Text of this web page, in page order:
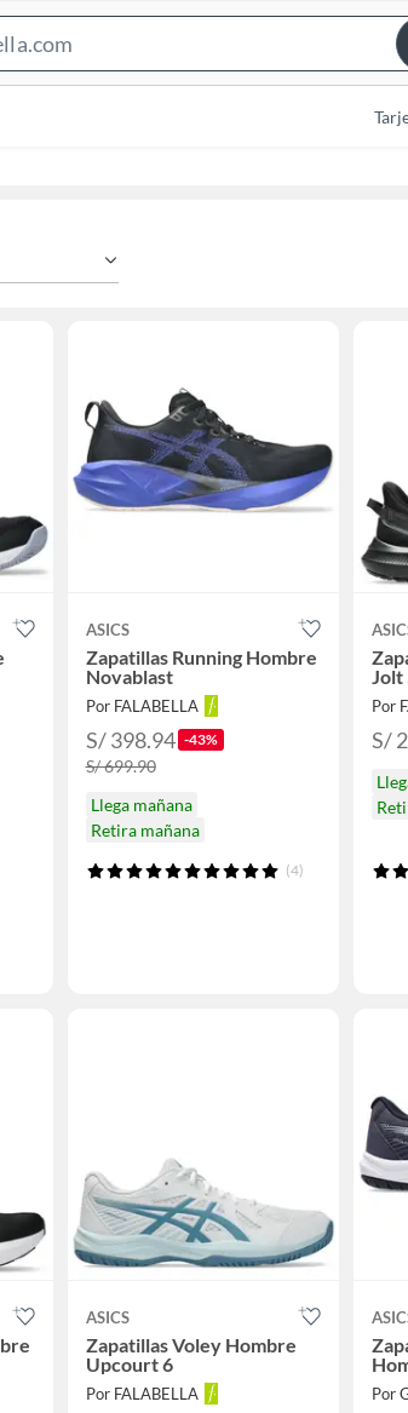
Bar
ASICS
Zapatillas Running Hombre
Novablast
Por FALABELLA
S/ 398.94 -43%
S/ 699.90
Llega mañana
Retira mañana
(4)
Jolt
Por
S/
ASICS
Zapatillas Voley Hombre
Upcourt 6
Por FALABELLA Por